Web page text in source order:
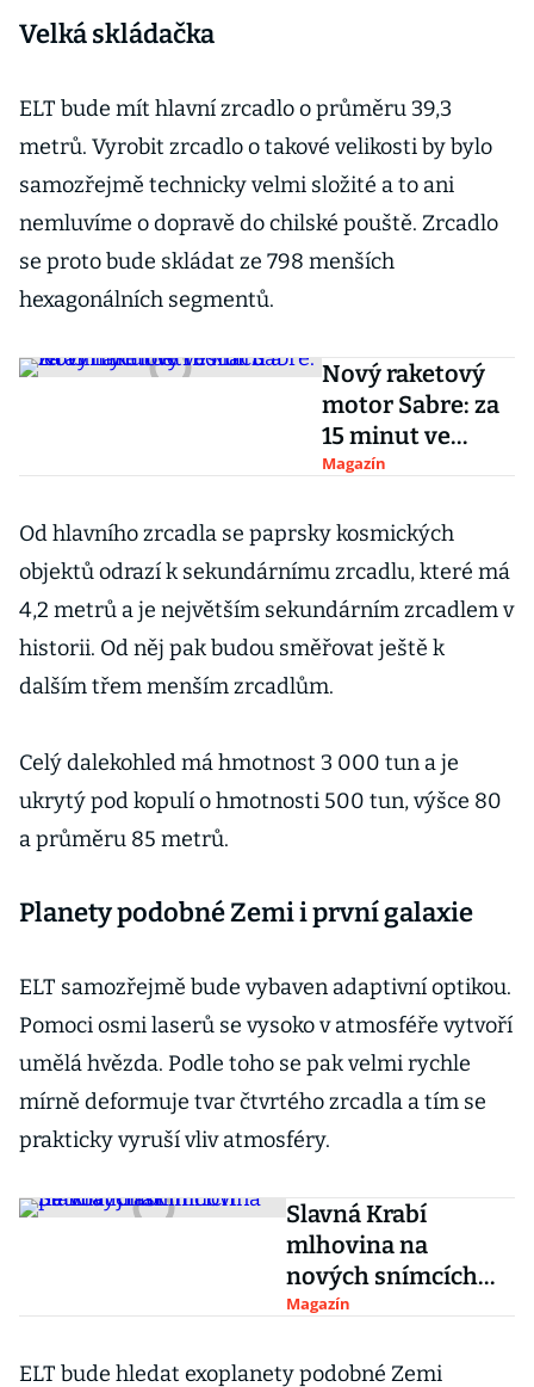
Velká skládačka
ELT bude mít hlavní zrcadlo o průměru 39,3
metrů. Vyrobit zrcadlo o takové velikosti by bylo
samozřejmě technicky velmi složité a to ani
nemluvíme o dopravě do chilské pouště. Zrcadlo
se proto bude skládat ze 798 menších
hexagonálních segmentů.
Nový raketový
motor Sabre: za
15 minut ve
vesmíru a létání
Magazín
Od hlavního zrcadla se paprsky kosmických
objektů odrazí k sekundárnímu zrcadlu, které má
4,2 metrů a je největším sekundárním zrcadlem v
historii. Od něj pak budou směřovat ještě k
dalším třem menším zrcadlům.
Celý dalekohled má hmotnost 3 000 tun a je
ukrytý pod kopulí o hmotnosti 500 tun, výšce 80
a průměru 85 metrů.
Planety podobné Zemi i první galaxie
ELT samozřejmě bude vybaven adaptivní optikou.
Pomoci osmi laserů se vysoko v atmosféře vytvoří
umělá hvězda. Podle toho se pak velmi rychle
mírně deformuje tvar čtvrtého zrcadla a tím se
prakticky vyruší vliv atmosféry.
Slavná Krabí
mlhovina na
nových snímcích
pětkrát jinak
Magazín
ELT bude hledat exoplanety podobné Zemi